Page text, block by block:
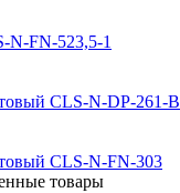
N-FN-523,5-1
CLS-N-DP-261-B
CLS-N-FN-303
товары